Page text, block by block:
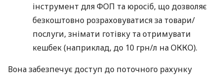
інструмент для ФОП та юросіб, що дозволяє
безкоштовно розраховуватися за товари/
послуги, знімати готівку та отримувати
кешбек (наприклад, до 10 грн/л на ОККО).
Вона забезпечує доступ до поточного рахунку